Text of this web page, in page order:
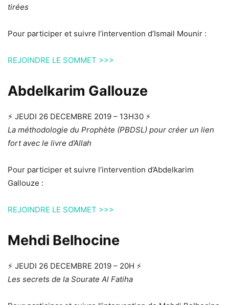
tirées
Pour participer et suivre l’intervention d’Ismail Mounir :
REJOINDRE LE SOMMET >>>
Abdelkarim Gallouze
⚡️ JEUDI 26 DECEMBRE 2019 – 13H30 ⚡️
La méthodologie du Prophète (PBDSL) pour créer un lien
fort avec le livre d’Allah
Pour participer et suivre l’intervention d’Abdelkarim
Gallouze :
REJOINDRE LE SOMMET >>>
Mehdi Belhocine
⚡️ JEUDI 26 DECEMBRE 2019 – 20H ⚡️
Les secrets de la Sourate Al Fatiha